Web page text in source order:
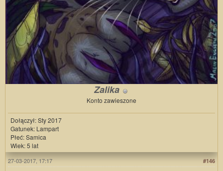
Zalika
Konto zawieszone
Dołączył: Sty 2017
Gatunek: Lampart
Płeć: Samica
Wiek: 5 lat
#146
27-03-2017, 17:17